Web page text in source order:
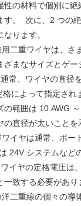
性の材料で個別に絶
す。 次に、2 つの
ります。
二重ワイヤは、さ
ざまなサイズとゲー
常、ワイヤの直径
格によって指定さ
の範囲は 10 AWG
直径が太いことを
イヤは通常、ボー
24V システムなど
イヤの定格電圧は
致する必要があり
二重線の個々の導